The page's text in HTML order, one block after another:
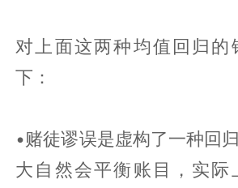
对上面这两种均值回归的
下：
•赌徒谬误是虚构了一种回
大自然会平衡账目，实际